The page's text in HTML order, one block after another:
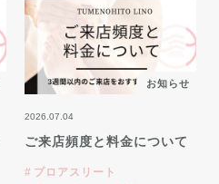
お知らせ
2026.07.04
ご来店頻度と料金について
プロアスリート